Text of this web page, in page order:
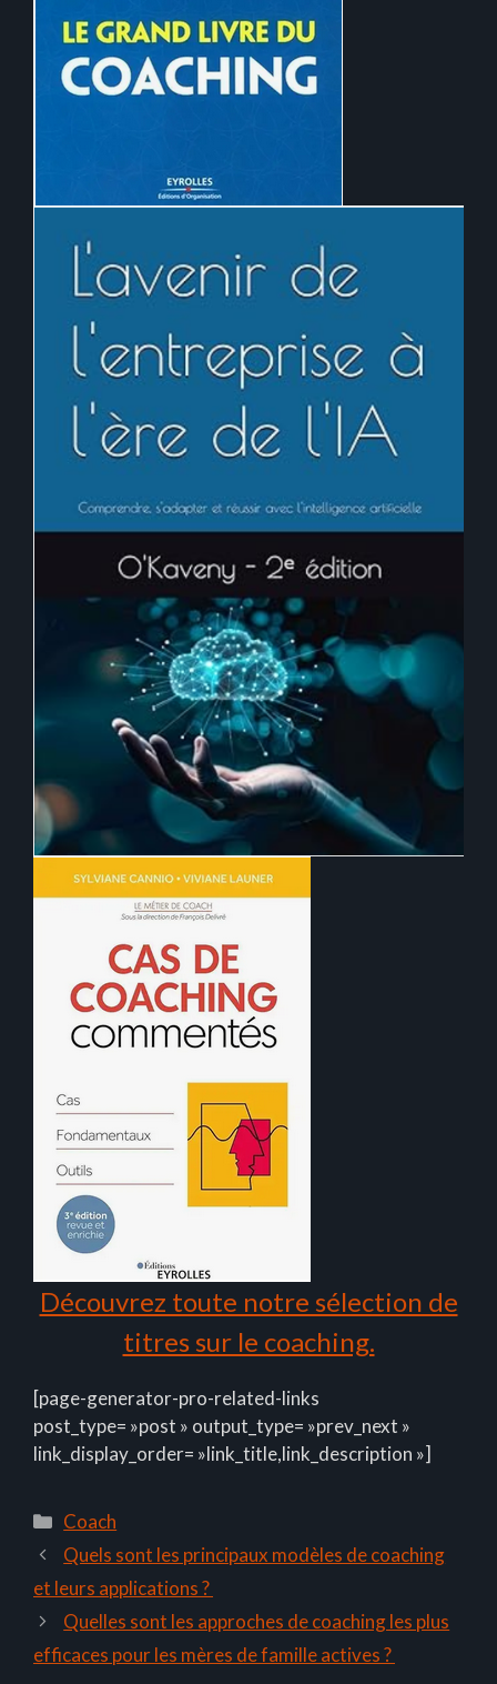
Découvrez toute notre sélection de
titres sur le coaching.
[page-generator-pro-related-links
post_type= »post » output_type= »prev_next »
link_display_order= »link_title,link_description »]
Catégories
Coach
Quels sont les principaux modèles de coaching
et leurs applications ?
Quelles sont les approches de coaching les plus
efficaces pour les mères de famille actives ?